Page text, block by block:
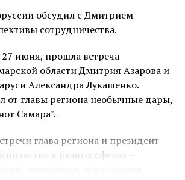
районе против «серых зарплат»
обсудил с Дмитрием
сотрудничества.
июня, прошла встреча
области Дмитрия Азарова и
Александра Лукашенко.
от главы региона необычные дары,
Самара".
глава региона и президент
в разных сферах –